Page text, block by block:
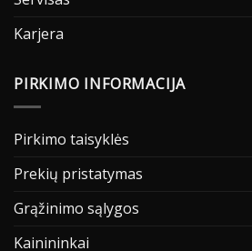
Karjera
PIRKIMO INFORMACIJA
Pirkimo taisyklės
Prekių pristatymas
Grąžinimo sąlygos
Kainininkai